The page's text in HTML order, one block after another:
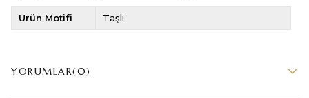
Ürün Motifi Taşlı
YORUMLAR(0)